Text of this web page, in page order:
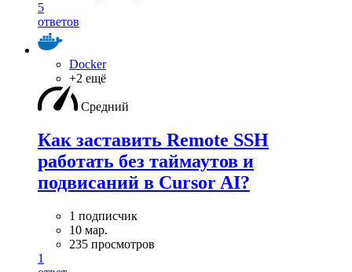
5
ответов
Docker
+2 ещё
Средний
Как заставить Remote SSH
работать без таймаутов и
подвисаний в Cursor AI?
1 подписчик
10 мар.
235 просмотров
1